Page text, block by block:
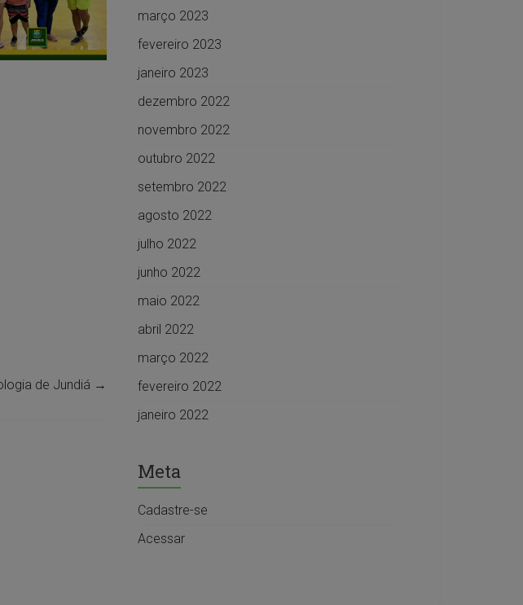
de Jundiá →
março 2023
fevereiro 2023
janeiro 2023
dezembro 2022
novembro 2022
outubro 2022
setembro 2022
agosto 2022
julho 2022
junho 2022
maio 2022
abril 2022
março 2022
fevereiro 2022
janeiro 2022
Meta
Cadastre-se
Acessar